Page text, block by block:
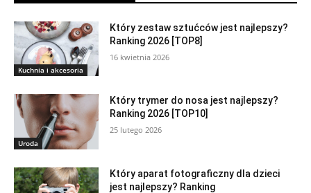
Kuchnia i akcesoria
Który zestaw sztućców jest najlepszy?
Ranking 2026 [TOP8]
16 kwietnia 2026
Uroda
Który trymer do nosa jest najlepszy?
Ranking 2026 [TOP10]
25 lutego 2026
Który aparat fotograficzny dla dzieci
jest najlepszy? Ranking